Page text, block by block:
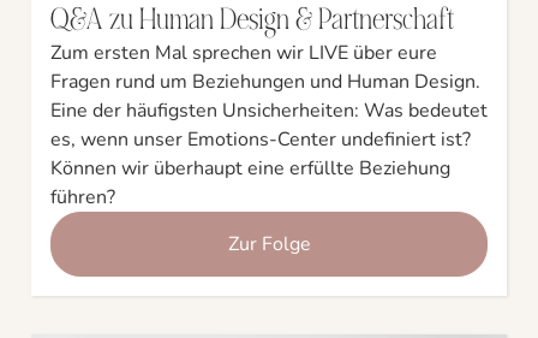
Q&A zu Human Design & Partnerschaft
Zum ersten Mal sprechen wir LIVE über eure
Fragen rund um Beziehungen und Human Design.
Eine der häufigsten Unsicherheiten: Was bedeutet
es, wenn unser Emotions-Center undefiniert ist?
Können wir überhaupt eine erfüllte Beziehung
führen?
Zur Folge